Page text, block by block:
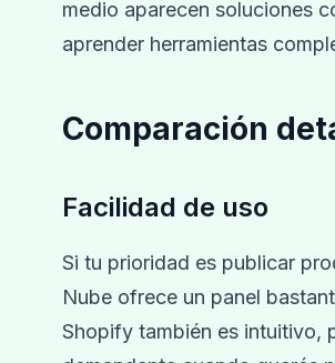
medio aparecen soluciones
aprender herramientas
Comparación
Facilidad de uso
Si tu prioridad es publicar
Nube ofrece un panel
Shopify también es intuitivo,